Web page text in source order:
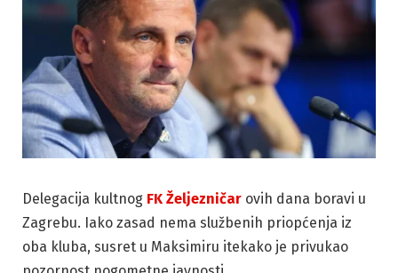
Delegacija kultnog FK Željezničar ovih dana boravi u
Zagrebu. Iako zasad nema službenih priopćenja iz
oba kluba, susret u Maksimiru itekako je privukao